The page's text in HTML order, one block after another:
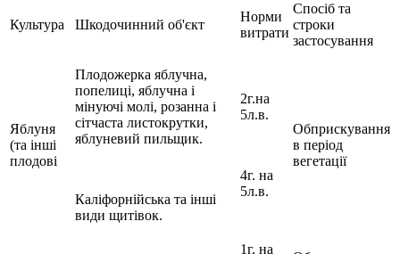
Культура Шкодочинний об'єкт
Норми
витрати
Спосіб та
строки
застосування
Яблуня
(та інші
плодові
Плодожерка яблучна,
попелиці, яблучна і
мінуючі молі, розанна і
сітчаста листокрутки,
яблуневий пильщик.
Каліфорнійська та інші
види щитівок.
2г.на
5л.в.
4г. на
5л.в.
Обприскування
в період
вегетації
1г. на